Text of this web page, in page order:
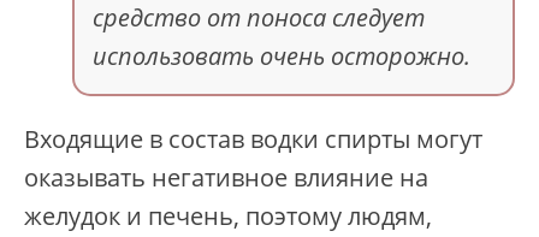
средство от поноса следует
использовать очень осторожно.
Входящие в состав водки спирты могут
оказывать негативное влияние на
желудок и печень, поэтому людям,